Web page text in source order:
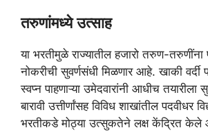
तरुणांमध्ये उत्साह
या भरतीमुळे राज्यातील हजारो तरुण-तरुणींना
नोकरीची सुवर्णसंधी मिळणार आहे. खाकी वर्दी
स्वप्न पाहणाऱ्या उमेदवारांनी आधीच
बारावी उत्तीर्णांसह विविध शाखांतील पदवीधर
भरतीकडे मोठ्या उत्सुकतेने लक्ष केंद्रित केले